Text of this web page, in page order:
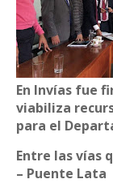
En Invías fue
viabiliza
para el
Entre las vías
– Puente Lata